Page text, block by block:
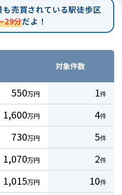
も売買されている駅徒歩区
29分だよ！
対象件数
550万円 1件
1,600万円 4件
730万円 5件
1,070万円 2件
1,015万円 10件